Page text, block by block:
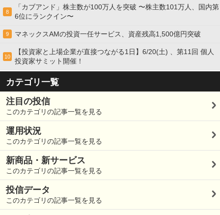
8
「カブアンド」株主数が100万人を突破 〜株主数101万人、国内第
6位にランクイン〜
9 マネックスAMの投資一任サービス、資産残高1,500億円突破
10
【投資家と上場企業が直接つながる1日】6/20(土) 、第11回 個人
投資家サミット開催！
カテゴリ一覧
注目の投信
このカテゴリの記事一覧を見る
運用状況
このカテゴリの記事一覧を見る
新商品・新サービス
このカテゴリの記事一覧を見る
投信データ
このカテゴリの記事一覧を見る